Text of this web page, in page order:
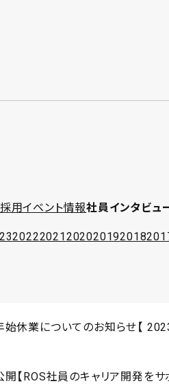
採用イベント情報社員インタビュ
20222021202020192018
始休業についてのお知らせ【
【ROS社員のキャリア開発をサ